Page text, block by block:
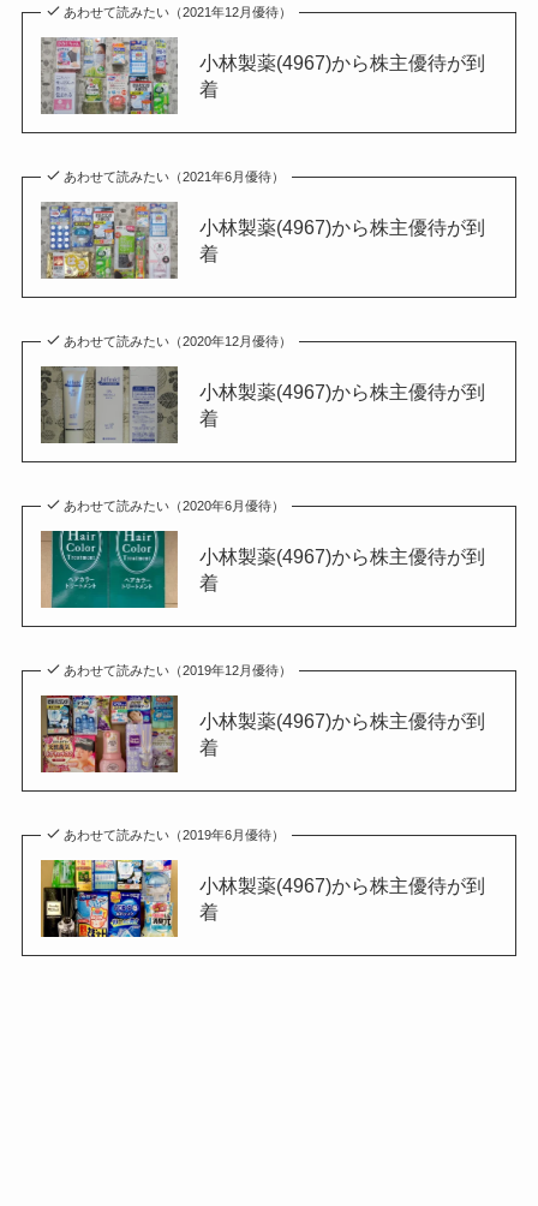
あわせて読みたい（2021年12月優待）
小林製薬(4967)から株主優待が到
着
あわせて読みたい（2021年6月優待）
小林製薬(4967)から株主優待が到
着
あわせて読みたい（2020年12月優待）
小林製薬(4967)から株主優待が到
着
あわせて読みたい（2020年6月優待）
小林製薬(4967)から株主優待が到
着
あわせて読みたい（2019年12月優待）
小林製薬(4967)から株主優待が到
着
あわせて読みたい（2019年6月優待）
小林製薬(4967)から株主優待が到
着